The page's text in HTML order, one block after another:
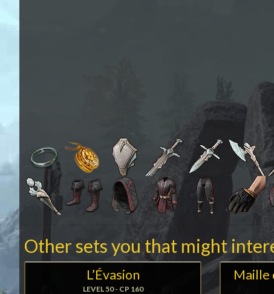
Other sets you that might
L’Évasion
LEVEL 50 - CP 160
Maille